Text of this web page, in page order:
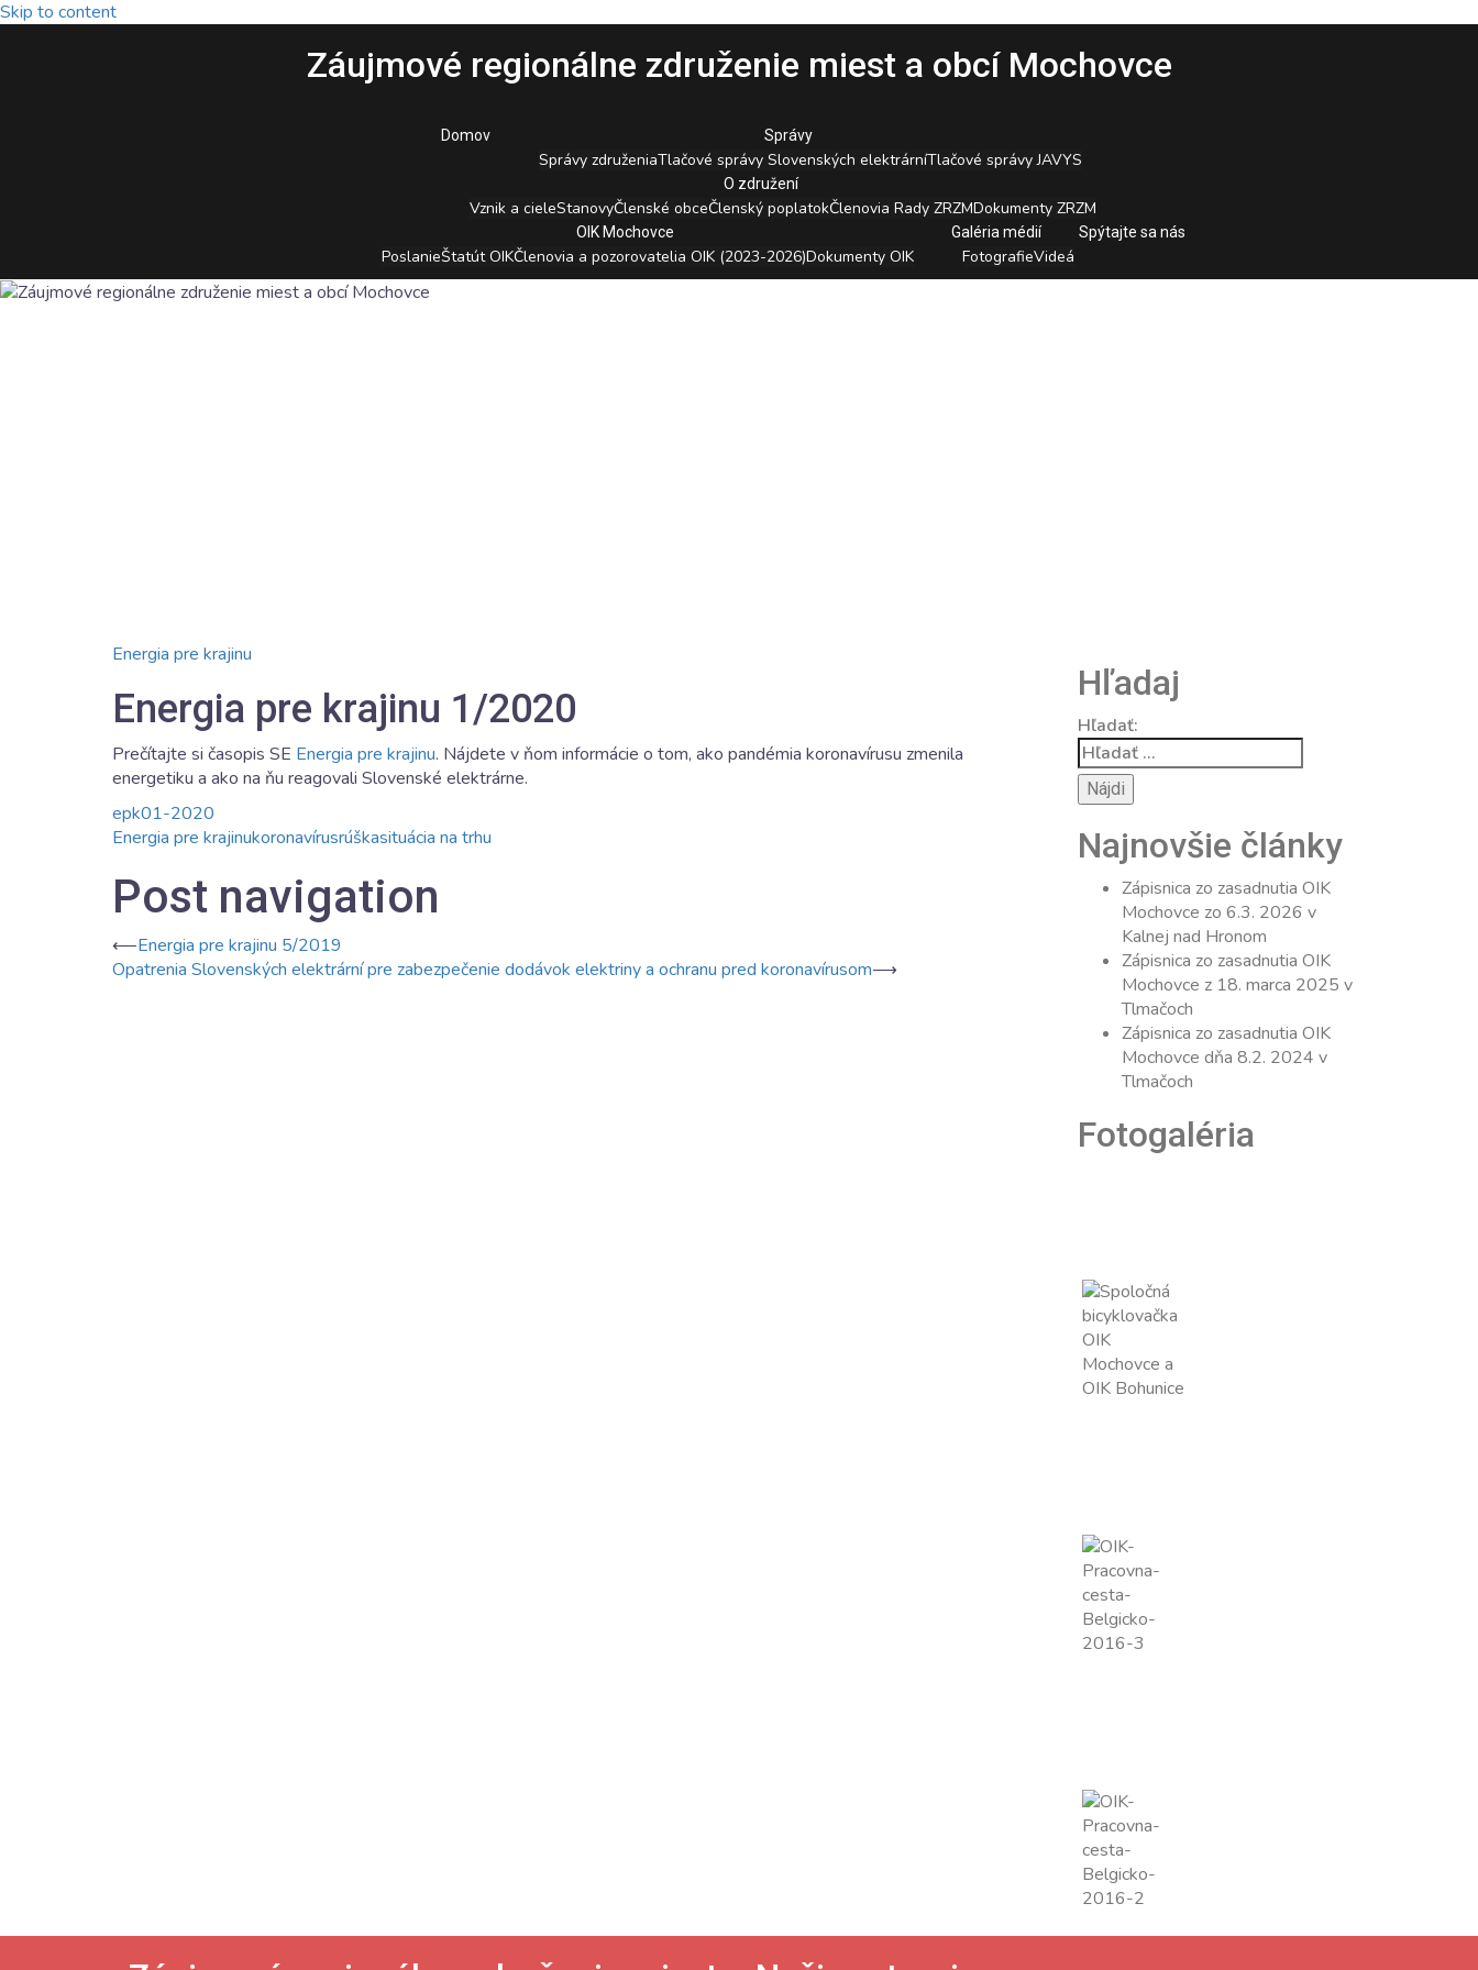
Skip to content
Záujmové regionálne združenie miest a obcí Mochovce
Domov Správy
Správy združeniaTlačové správy Slovenských elektrárníTlačové správy JAVYS
O združení
Vznik a cieleStanovyČlenské obceČlenský poplatokČlenovia Rady ZRZMDokumenty ZRZM
OIK Mochovce
PoslanieŠtatút OIKČlenovia a pozorovatelia OIK (2023-2026)Dokumenty OIK
Galéria médií
FotografieVideá
Spýtajte sa nás
Energia pre krajinu
Energia pre krajinu 1/2020
Prečítajte si časopis SE Energia pre krajinu. Nájdete v ňom informácie o tom, ako pandémia koronavírusu zmenila
energetiku a ako na ňu reagovali Slovenské elektrárne.
epk01-2020
Energia pre krajinukoronavírusrúškasituácia na trhu
Post navigation
⟵Energia pre krajinu 5/2019
Opatrenia Slovenských elektrární pre zabezpečenie dodávok elektriny a ochranu pred koronavírusom⟶
Hľadaj
Hľadať:
Najnovšie články
Zápisnica zo zasadnutia OIK
Mochovce zo 6.3. 2026 v
Kalnej nad Hronom
Zápisnica zo zasadnutia OIK
Mochovce z 18. marca 2025 v
Tlmačoch
Zápisnica zo zasadnutia OIK
Mochovce dňa 8.2. 2024 v
Tlmačoch
Fotogaléria